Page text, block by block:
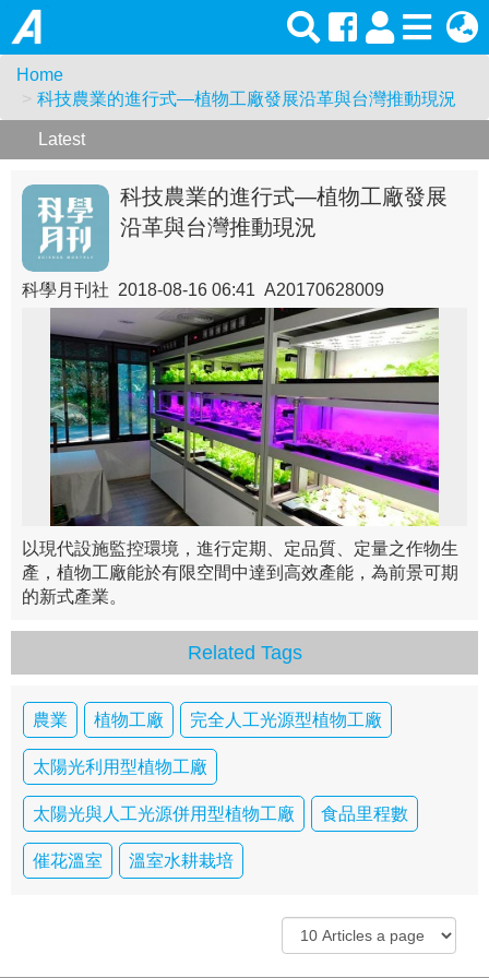
Home
科技農業的進行式—植物工廠發展沿革與台灣推動現況
Latest
科技農業的進行式—植物工廠發展
沿革與台灣推動現況
科學月刊社 2018-08-16 06:41 A20170628009
以現代設施監控環境，進行定期、定品質、定量之作物生
產，植物工廠能於有限空間中達到高效產能，為前景可期
的新式產業。
Related Tags
農業 植物工廠 完全人工光源型植物工廠
太陽光利用型植物工廠
太陽光與人工光源併用型植物工廠 食品里程數
催花溫室 溫室水耕栽培